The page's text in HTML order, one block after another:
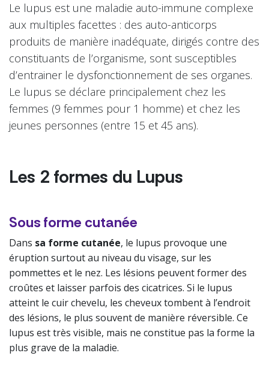
Le lupus est une maladie auto-immune complexe
aux multiples facettes : des auto-anticorps
produits de manière inadéquate, dirigés contre des
constituants de l’organisme, sont susceptibles
d’entrainer le dysfonctionnement de ses organes.
Le lupus se déclare principalement chez les
femmes (9 femmes pour 1 homme) et chez les
jeunes personnes (entre 15 et 45 ans).
Les 2 formes du Lupus
Sous forme cutanée
Dans sa forme cutanée, le lupus provoque une
éruption surtout au niveau du visage, sur les
pommettes et le nez. Les lésions peuvent former des
croûtes et laisser parfois des cicatrices. Si le lupus
atteint le cuir chevelu, les cheveux tombent à l’endroit
des lésions, le plus souvent de manière réversible. Ce
lupus est très visible, mais ne constitue pas la forme la
plus grave de la maladie.